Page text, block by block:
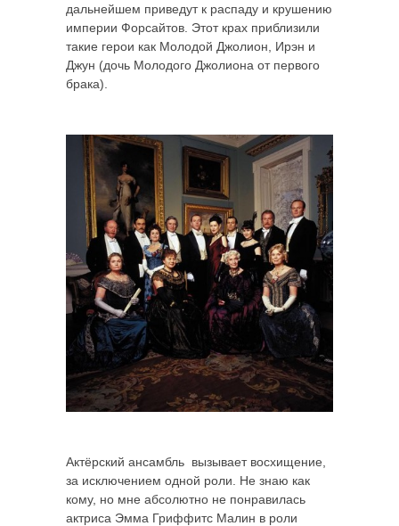
дальнейшем приведут к распаду и крушению
империи Форсайтов. Этот крах приблизили
такие герои как Молодой Джолион, Ирэн и
Джун (дочь Молодого Джолиона от первого
брака).
Актёрский ансамбль вызывает восхищение,
за исключением одной роли. Не знаю как
кому, но мне абсолютно не понравилась
актриса Эмма Гриффитс Малин в роли